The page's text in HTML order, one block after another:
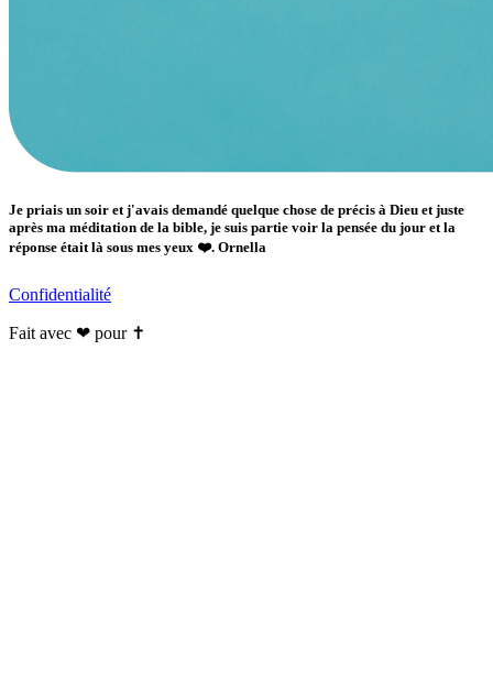
Je priais un soir et j'avais demandé quelque chose de précis à Dieu et juste
après ma méditation de la bible, je suis partie voir la pensée du jour et la
réponse était là sous mes yeux ❤️. Ornella
Confidentialité
Fait avec ❤ pour ✝️️